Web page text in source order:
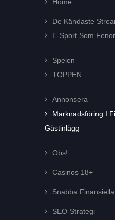
De Kändaste
E-Sport Som
Spelen
TOPPEN
Annonsera
Marknadsföring I
Gästinlägg
Obs!
Casinos 18+
Snabba Finansiella
SEO-Strategi